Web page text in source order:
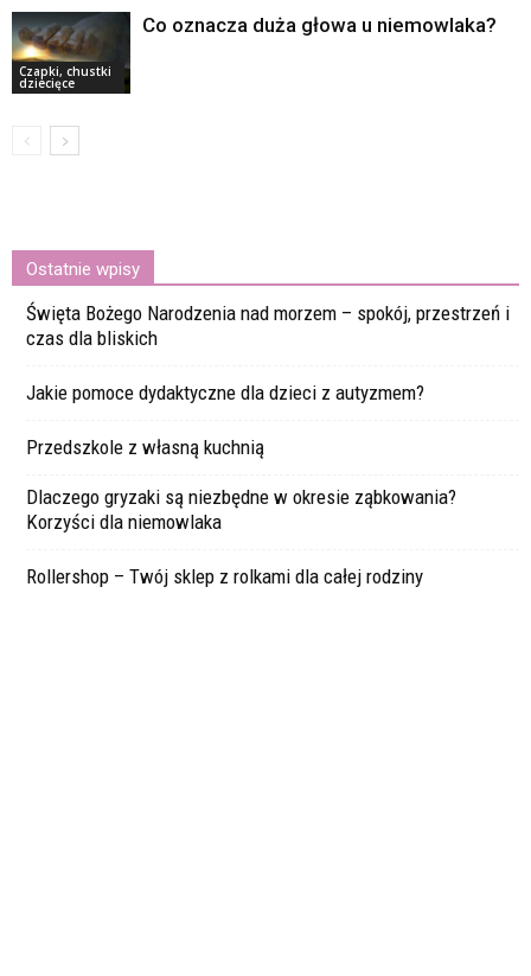
Czapki, chustki
dziecięce
Co oznacza duża głowa u niemowlaka?
Ostatnie wpisy
Święta Bożego Narodzenia nad morzem – spokój, przestrzeń i
czas dla bliskich
Jakie pomoce dydaktyczne dla dzieci z autyzmem?
Przedszkole z własną kuchnią
Dlaczego gryzaki są niezbędne w okresie ząbkowania?
Korzyści dla niemowlaka
Rollershop – Twój sklep z rolkami dla całej rodziny